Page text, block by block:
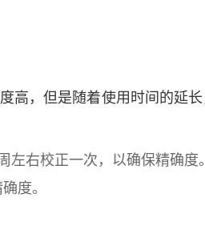
高，但是随着使用时间的延
右校正一次，以确保精确度。
度。